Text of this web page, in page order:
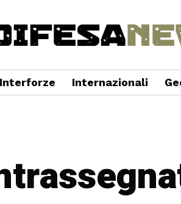
Interforze Internazionali